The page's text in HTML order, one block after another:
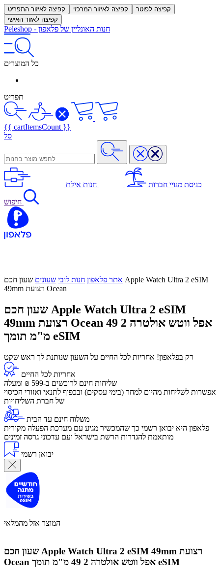
קפיצה לאיזור התפריט קפיצה לאיזור המרכזי
קפיצה לפוטר
קפיצה לאזור האישי
Peleshop - חנות האונליין של פלאפון
כל המוצרים
תפריט
{{ cartItemsCount }}
סל
כניסת מנויי חברות חנות אילת
חיפוש
אתר פלאפון חנות לובי שעונים שעון חכם Apple Watch Ultra 2 eSIM
49mm רצועת Ocean
שעון חכם Apple Watch Ultra 2 eSIM
49mm רצועת Ocean אפל ווטש אולטרה 2 49
מ"מ תומך eSIM
רק בפלאפון! אחריות לכל החיים על השעון שנותנת לך ראש שקט
אחריות לכל החיים
שליחות חינם לרוכשים ב-599 ₪ ומעלה
​אפשרות לשליחות מהיום למחר (בימי עסקים) ובכפוף לתנאי ואזורי הכיסוי
של חברת השליחויות
משלוח חינם עד הבית
פלאפון היא יבואן רשמי כך שהמכשיר מגיע עם מערכת הפעלה מקורית
מותאמת להגדרות הרשת בישראל ועם עדכוני גרסה זמינים
יבואן רשמי
המוצר אזל מהמלאי
שעון חכם Apple Watch Ultra 2 eSIM 49mm רצועת
Ocean
אפל ווטש אולטרה 2 49 מ"מ תומך eSIM